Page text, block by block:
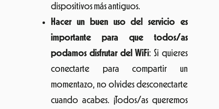
dispositivos más antiguos.
Hacer un buen uso del servicio es
importante para que todos/as
podamos disfrutar del WiFi: Si quieres
conectarte para compartir un
momentazo, no olvides desconectarte
cuando acabes. ¡Todos/as queremos